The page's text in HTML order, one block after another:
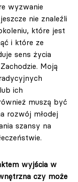
wyzwanie
nie znaleźli
które jest
i które ze
sens życia
Moją
ich
muszą być
rozwój młodej
szansy na
wyjścia w
czy może